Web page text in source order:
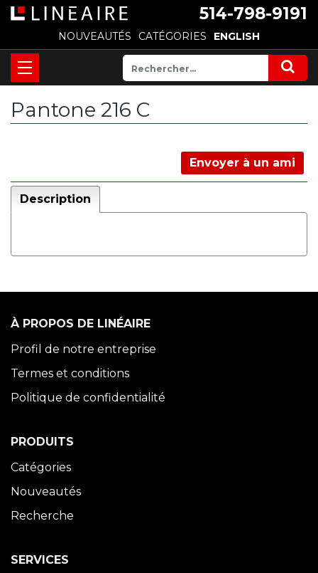
514-798-9191
NOUVEAUTÉS CATÉGORIES ENGLISH
Pantone 216 C
Envoyer à un ami
Description
À PROPOS DE LINÉAIRE
Profil de notre entreprise
Termes et conditions
Politique de confidentialité
PRODUITS
Catégories
Nouveautés
Recherche
SERVICES